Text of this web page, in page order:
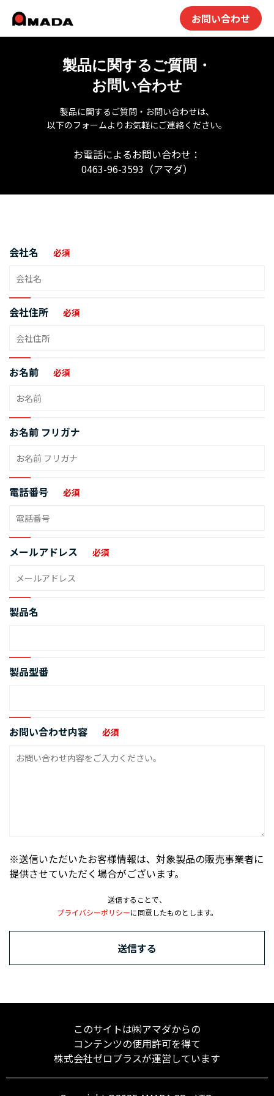
お問い合わせ
製品に関するご質問・
お問い合わせ
製品に関するご質問・お問い合わせは、
以下のフォームよりお気軽にご連絡ください。
お電話によるお問い合わせ：
0463-96-3593（アマダ）
会社名 必須
会社住所 必須
お名前 必須
お名前 フリガナ
電話番号 必須
メールアドレス 必須
製品名
製品型番
お問い合わせ内容 必須
※送信いただいたお客様情報は、対象製品の販売事業者に
提供させていただく場合がございます。
送信することで、
プライバシーポリシーに同意したものとします。
送信する
このサイトは㈱アマダからの
コンテンツの使用許可を得て
株式会社ゼロプラスが運営しています